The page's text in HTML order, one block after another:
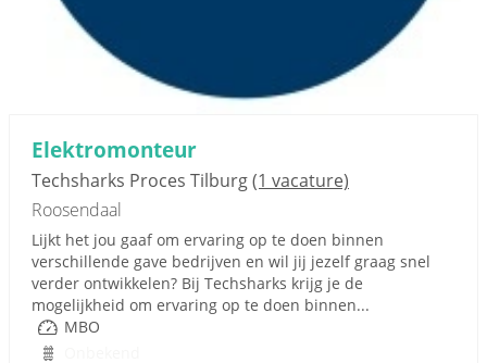
Elektromonteur
Techsharks Proces Tilburg(1 vacature)
Roosendaal
Lijkt het jou gaaf om ervaring op te doen binnen
verschillende gave bedrijven en wil jij jezelf graag snel
verder ontwikkelen? Bij Techsharks krijg je de
mogelijkheid om ervaring op te doen binnen...
MBO